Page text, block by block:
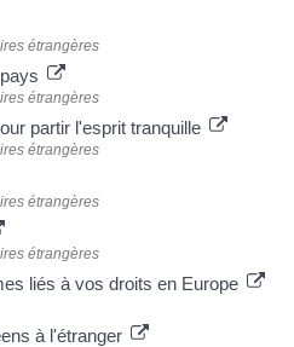
étrangères
étrangères
partir l'esprit tranquille
étrangères
étrangères
étrangères
liés à vos droits en Europe
à l'étranger